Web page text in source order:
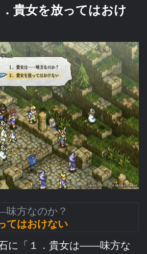
貴女を放ってはおけ
方なのか？
てはおけない
に「１．貴女は――味方な